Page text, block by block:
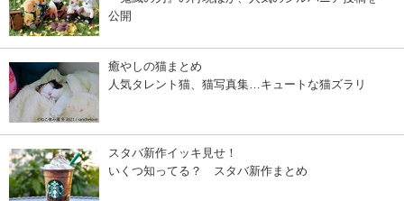
公開
癒やしの猫まとめ
人気タレント猫、猫写真集…キュートな猫ズラリ
スタバ新作イッキ見せ！
いくつ知ってる？ スタバ新作まとめ